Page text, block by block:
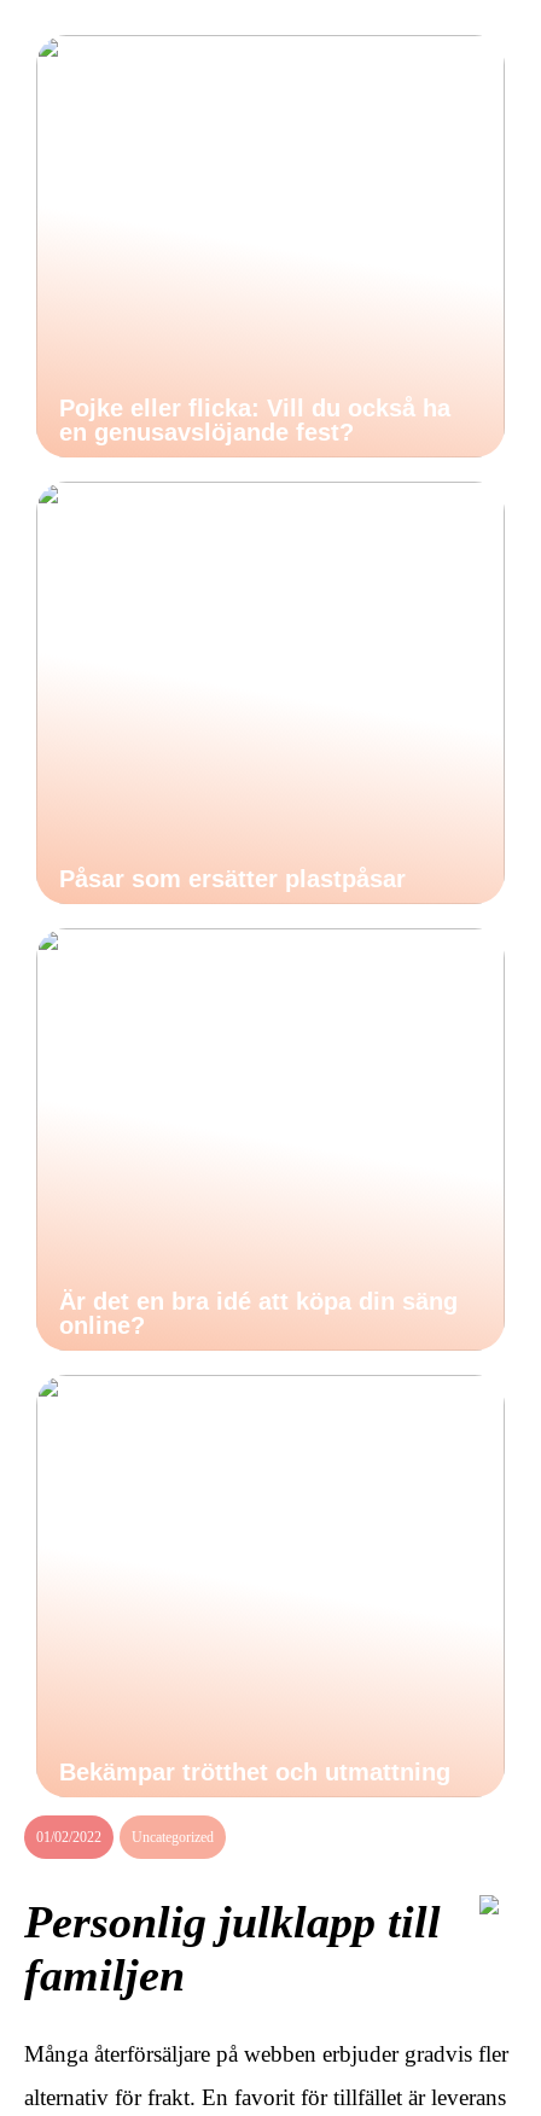
Pojke eller flicka: Vill du också ha
en genusavslöjande fest?
Påsar som ersätter plastpåsar
Är det en bra idé att köpa din säng
online?
Bekämpar trötthet och utmattning
01/02/2022 Uncategorized
Personlig julklapp till
familjen
Många återförsäljare på webben erbjuder gradvis fler
alternativ för frakt. En favorit för tillfället är leverans